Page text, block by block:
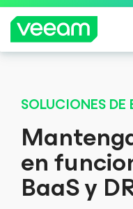
actualización de
INFO
RMA
CIÓN
La protección
precedentes se
VeeamON
SOLUCIONES DE
en
BaaS y